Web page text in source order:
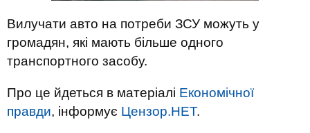
Вилучати авто на потреби ЗСУ можуть у
громадян, які мають більше одного
транспортного засобу.
Про це йдеться в матеріалі Економічної
правди, інформує Цензор.НЕТ.